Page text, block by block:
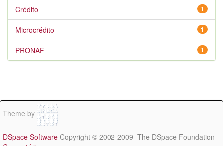
1
Crédito
1
Microcrédito
1
PRONAF
Theme by
DSpace Software Copyright © 2002-2009 The DSpace Foundation -